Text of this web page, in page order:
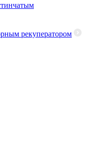
рекуператором